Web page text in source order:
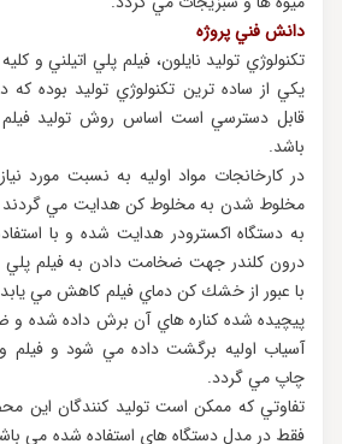
دانش فني پروژه
تكنولوژي توليد نايلون، فيلم پلي اتيلني و
يكي از ساده ترين تكنولوژي توليد بوده
قابل دسترسي است اساس روش تولید
باشد.
در کارخانجات مواد اوليه به نسبت مورد
مخلوط شدن به مخلوط كن هدايت مي
به دستگاه اكسترودر هدايت شده و با
درون كلندر جهت ضخامت دادن به فيلم پلي
با عبور از خشك كن دماي فيلم كاهش مي
پيچيده شده كناره هاي آن برش داده شده و
آسياب اوليه برگشت داده مي شود و فيلم و
چاپ مي گردد.
تفاوتي كه ممكن است توليد كنندگان اين
فقط در مدل دستگاه هاي استفاده شده مي